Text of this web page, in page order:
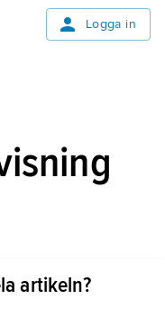
Logga in
artikeln?